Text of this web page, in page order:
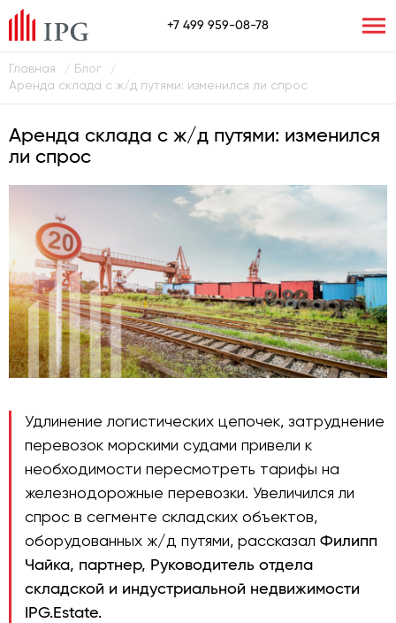
+7 499 959-08-78
Главная / Блог /
Аренда склада с ж/д путями: изменился ли спрос
Аренда склада с ж/д путями: изменился
ли спрос
Удлинение логистических цепочек, затруднение
перевозок морскими судами привели к
необходимости пересмотреть тарифы на
железнодорожные перевозки. Увеличился ли
спрос в сегменте складских объектов,
оборудованных ж/д путями, рассказал Филипп
Чайка, партнер, Руководитель отдела
складской и индустриальной недвижимости
IPG.Estate.